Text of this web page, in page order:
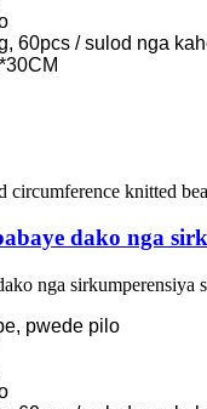
60pcs / sulod nga
dako nga
nga sirkumperensiya
pwede pilo